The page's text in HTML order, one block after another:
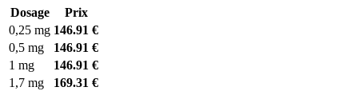
Dosage
Prix
0,25 mg 146.91 €
0,5 mg
146.91 €
1 mg
146.91 €
1,7 mg
169.31 €